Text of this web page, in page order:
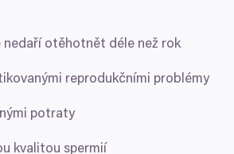
nedaří otěhotnět déle než rok
reprodukčními problémy
potraty
kvalitou spermií